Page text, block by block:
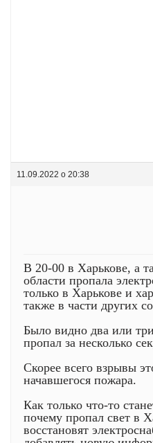
11.09.2022 о 20:38
В 20-00 в Харькове, а
области пропала
только в Харькове и
также в части других
Было видно два или
пропал за несколько
Скорее всего взрывы
начавшегося пожара.
Как только что-то
почему пропал свет в
восстановят